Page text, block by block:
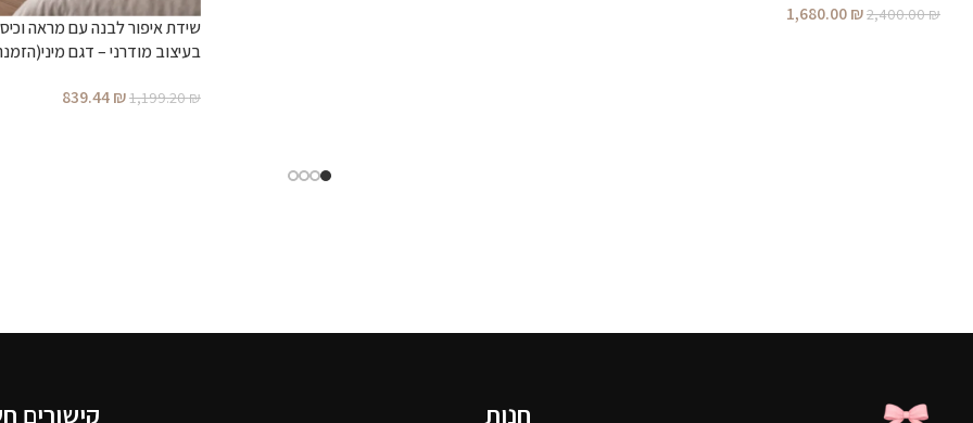
2,400.00₪
1,680.00₪
שידת איפור לבנה עם מראה
בעיצוב מודרני – דגם
1,199.20₪
839.44₪
חנות קישורים